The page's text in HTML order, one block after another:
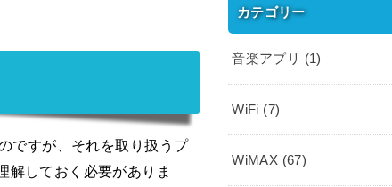
ですが、それを取り扱うプ
解しておく必要がありま
カテゴリー
音楽アプリ (1)
WiFi (7)
WiMAX (67)